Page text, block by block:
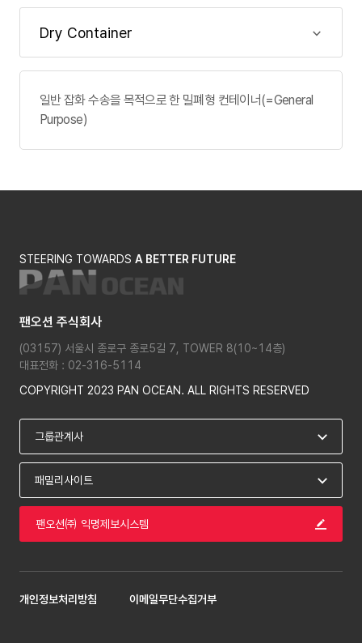
일반 잡화 수송을 목적으로 한 밀폐형 컨테이너(=General
Purpose)
STEERING TOWARDS A BETTER FUTURE
팬오션 주식회사
(03157) 서울시 종로구 종로5길 7, TOWER 8(10~14층)
대표전화 : 02-316-5114
COPYRIGHT 2023 PAN OCEAN. ALL RIGHTS RESERVED
팬오션㈜ 익명제보시스템
개인정보처리방침 이메일무단수집거부